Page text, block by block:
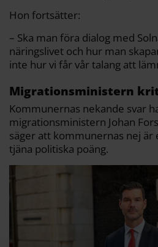
Hon fortsätter:
– Ska man föra dialog med
näringslivet och hur man
inte hur vi får vår talang att
Migrationsministern
Kommunernas nekande svar
migrationsministern Johan
säger att kommunernas nej
tjäna politiska poäng.